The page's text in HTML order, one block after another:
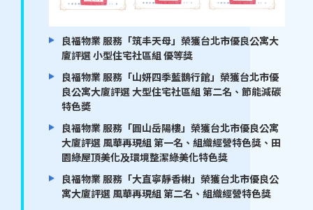
良福物業 服務「筑丰天母」榮獲台北市優良公寓大
廈評選 小型住宅社區組 優等獎
良福物業 服務「山妍四季藍鵲行館」榮獲台北市優
良公寓大廈評選 大型住宅社區組 第二名、節能減碳
特色奬
良福物業 服務「圓山岳陽樓」榮獲台北市優良公寓
大廈評選 風華再現組 第一名、組織經營特色獎、田
園綠屋頂美化及環境整潔綠美化特色獎
良福物業 服務「大直寧靜香榭」榮獲台北市優良公
寓大廈評選 風華再現組 第二名、組織經營特色獎